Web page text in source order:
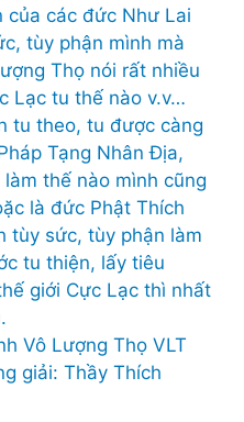
của các đức Như Lai
tùy phận mình mà
Thọ nói rất nhiều
Lạc tu thế nào v.v…
tu theo, tu được càng
Tạng Nhân Địa,
thế nào mình cũng
là đức Phật Thích
tùy sức, tùy phận làm
tu thiện, lấy tiêu
giới Cực Lạc thì nhất
Vô Lượng Thọ VLT
giải: Thầy Thích